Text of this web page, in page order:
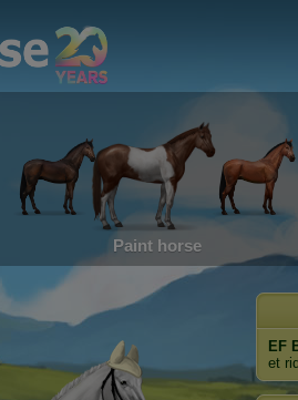
Paint horse
EF
et